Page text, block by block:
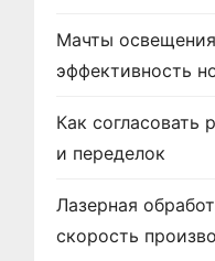
Мачты
эффективность
Как согласовать
и переделок
Лазерная
скорость